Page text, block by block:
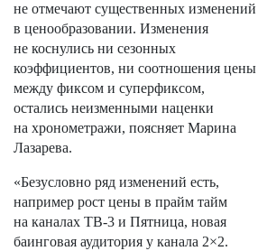
не отмечают существенных изменений
в ценообразовании. Изменения
не коснулись ни сезонных
коэффициентов, ни соотношения цены
между фиксом и суперфиксом,
остались неизменными наценки
на хронометражи, поясняет Марина
Лазарева.
«Безусловно ряд изменений есть,
например рост цены в прайм тайм
на каналах ТВ-3 и Пятница, новая
баинговая аудитория у канала 2×2.